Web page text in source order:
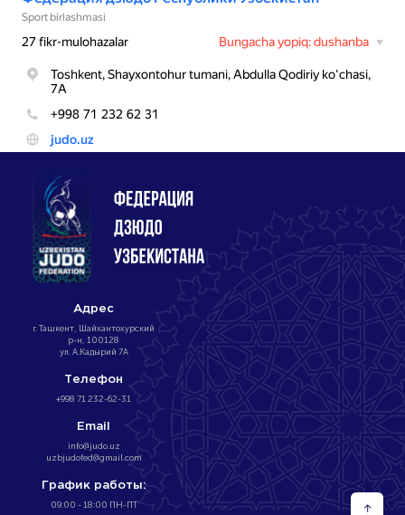
Адрес
г. Ташкент, Шайхантохурский
р-н, 100128
ул. А.Кадырий 7А
Телефон
+998 71 232-62-31
Email
info@judo.uz
uzbjudofed@gmail.com
График работы:
09:00 - 18:00 ПН-ПТ ↑